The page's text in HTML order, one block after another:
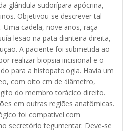
glândula sudorípara apócrina,
Objetivou-se descrever tal
Uma cadela, nove anos, raça
lesão na pata dianteira direita,
A paciente foi submetida ao
realizar biopsia incisional e o
para a histopatologia. Havia um
com oito cm de diâmetro,
do membro torácico direito.
em outras regiões anatômicas.
foi compatível com
secretório tegumentar. Deve-se